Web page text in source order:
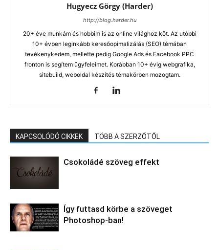
Hugyecz Görgy (Harder)
http://blog.harder.hu
20+ éve munkám és hobbim is az online világhoz köt. Az utóbbi
10+ évben leginkább keresőopimalizálás (SEO) témában
tevékenykedem, mellette pedig Google Ads és Facebook PPC
fronton is segítem ügyfeleimet. Korábban 10+ évig webgrafika,
sitebuild, weboldal készítés témakörben mozogtam.
KAPCSOLÓDÓ CIKKEK TÖBB A SZERZŐTŐL
Csokoládé szöveg effekt
Így futtasd körbe a szöveget
Photoshop-ban!